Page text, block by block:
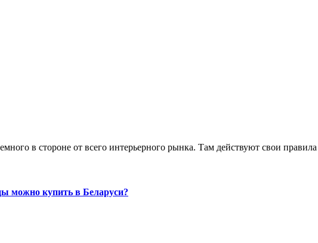
в стороне от всего интерьерного рынка. Там действуют свои правила
можно купить в Беларуси?